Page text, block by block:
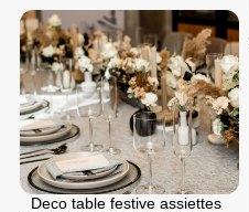
Deco table festive assiettes